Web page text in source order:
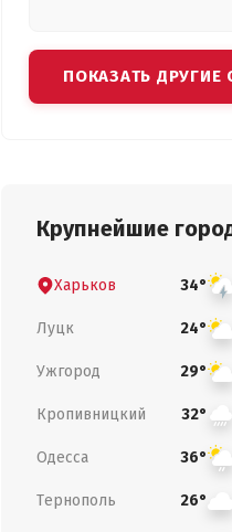
ПОКАЗАТЬ ДРУГИЕ
Крупнейшие
Харьков 34°
Луцк 24°
Ужгород 29°
Кропивницкий 32°
Одесса 36°
Тернополь 26°